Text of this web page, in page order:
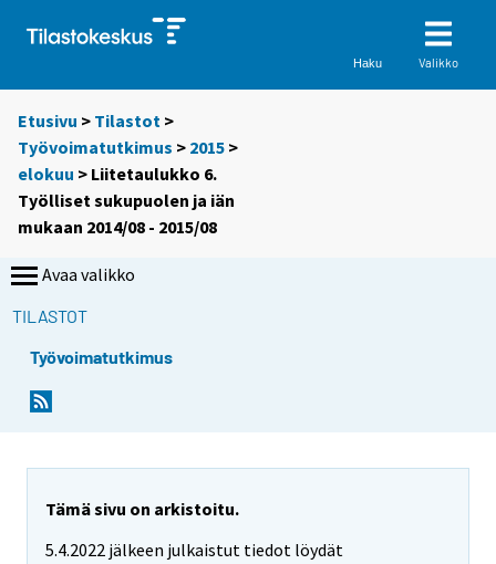
Haku Valikko
Etusivu > Tilastot >
Työvoimatutkimus > 2015 >
elokuu > Liitetaulukko 6.
Työlliset sukupuolen ja iän
mukaan 2014/08 - 2015/08
Avaa valikko
TILASTOT
Työvoimatutkimus
Tämä sivu on arkistoitu.
5.4.2022 jälkeen julkaistut tiedot löydät